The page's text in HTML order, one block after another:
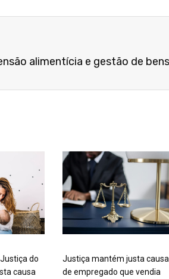
do
causa
Justiça mantém justa causa
de empregado que vendia